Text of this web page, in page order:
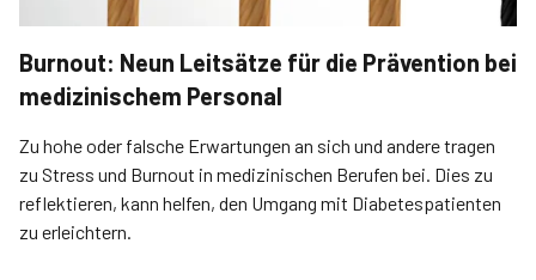
Burnout: Neun Leitsätze für die Prävention bei
medizinischem Personal
Zu hohe oder falsche Erwartungen an sich und andere tragen
zu Stress und Burnout in medizinischen Berufen bei. Dies zu
reflektieren, kann helfen, den Umgang mit Diabetespatienten
zu erleichtern.